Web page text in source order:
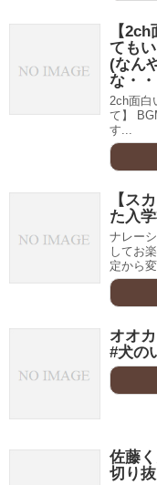
【
ても
(なん
な・
2ch面白
て】
す...
【ス
た入
ナレー
してお
定から
オオ
#犬の
佐藤
切り